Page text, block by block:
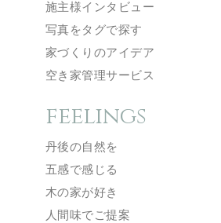
施主様インタビュー
写真をタグで探す
家づくりのアイデア
空き家管理サービス
feelings
丹後の自然を
五感で感じる
木の家が好き
人間味でご提案